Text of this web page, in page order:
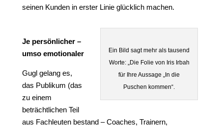
seinen Kunden in erster Linie glücklich machen.
Ein Bild sagt mehr als tausend
Worte: „Die Folie von Iris Irbah
für Ihre Aussage „In die
Puschen kommen“.
Je persönlicher –
umso emotionaler
Gugl gelang es,
das Publikum (das
zu einem
beträchtlichen Teil
aus Fachleuten bestand – Coaches, Trainern,